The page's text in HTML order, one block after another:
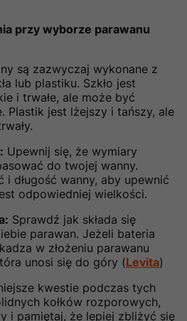
przy wyborze parawanu
są zazwyczaj wykonane z
lub plastiku. Szkło jest
i trwałe, ale może być
Plastik jest lżejszy i tańszy, ale
Upewnij się, że wymiary
do twojej wanny.
i długość wanny, aby upewnić
odpowiedniej wielkości.
Sprawdź jak składa się
parawan. Jeżeli bateria
w złożeniu parawanu
unosi się do góry (Levita)
kwestie podczas tych
kołków rozporowych,
i pamiętaj, że lepiej zbliżyć się